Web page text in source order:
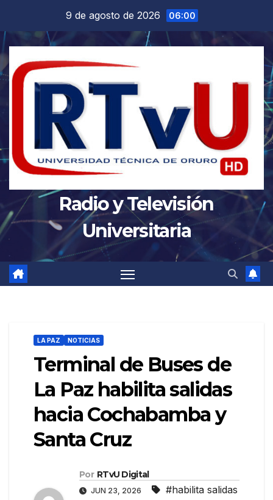
contenido
9 de agosto de 2026 06:00
Radio y Televisión
Universitaria
LA PAZ NOTICIAS
Terminal de Buses de
La Paz habilita salidas
hacia Cochabamba y
Santa Cruz
Por RTvU Digital
JUN 23, 2026
#habilita salidas